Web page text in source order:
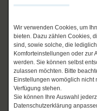
Wir verwenden Cookies, um
bieten. Dazu zählen Cookies,
sind, sowie solche, die
Komforteinstellungen oder zur
werden. Sie können selbst
zulassen möchten. Bitte
Einstellungen womöglich nicht
Verfügung stehen.
Sie können Ihre Auswahl
Datenschutzerklärung